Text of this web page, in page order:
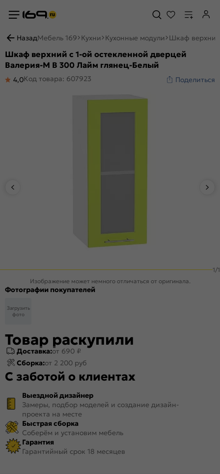
НазадМебель 169 Кухни Кухонные модули Шкаф
Шкаф верхний с 1-ой остекленной дверцей
Валерия-М В 300 Лайм глянец-Белый
4,0Код товара: 607923 Поделиться
1/1
Изображение может немного отличаться от оригинала.
Фотографии покупателей
Загрузить
фото
Товар раскупили
Доставка:от 690 ₽
Сборка:от 2 200 руб
С заботой о клиентах
Выездной дизайнер
Замеры, подбор моделей и создание дизайн-
проекта на месте
Быстрая сборка
Соберём и установим мебель
Гарантия
Гарантийный срок 18 месяцев